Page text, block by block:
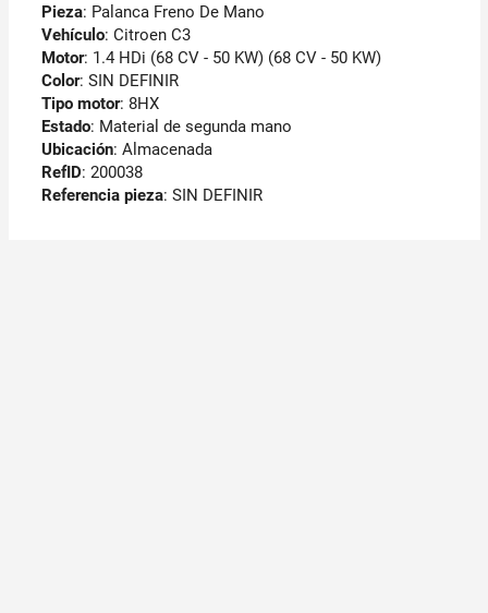
Pieza: Palanca Freno De Mano
Vehículo: Citroen C3
Motor: 1.4 HDi (68 CV - 50 KW) (68 CV - 50 KW)
Color: SIN DEFINIR
Tipo motor: 8HX
Estado: Material de segunda mano
Ubicación: Almacenada
RefID: 200038
Referencia pieza: SIN DEFINIR